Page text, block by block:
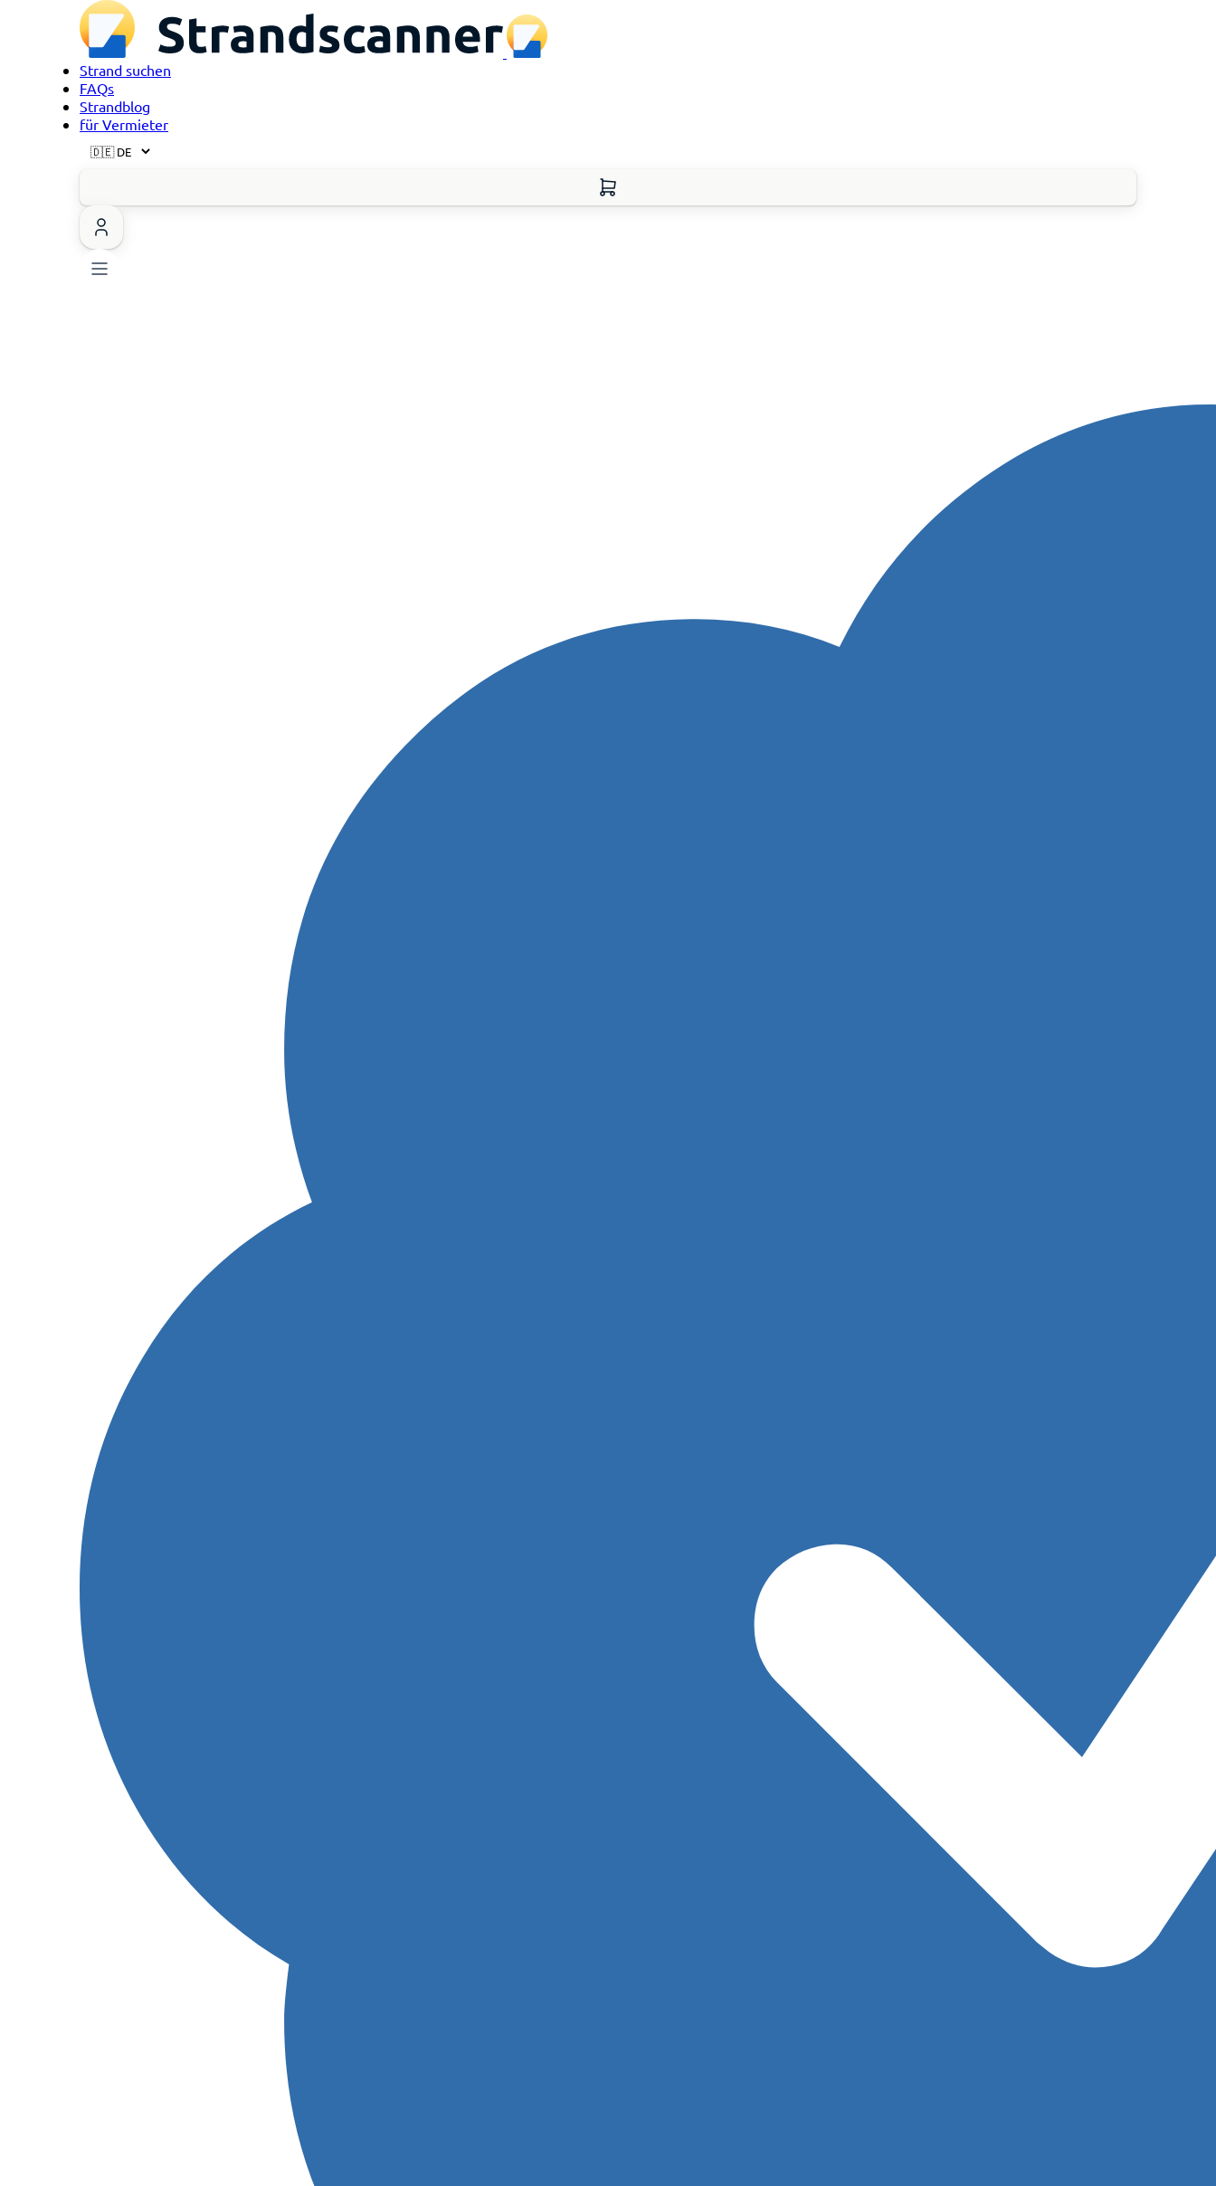
Strand suchen
FAQs
Strandblog
für Vermieter